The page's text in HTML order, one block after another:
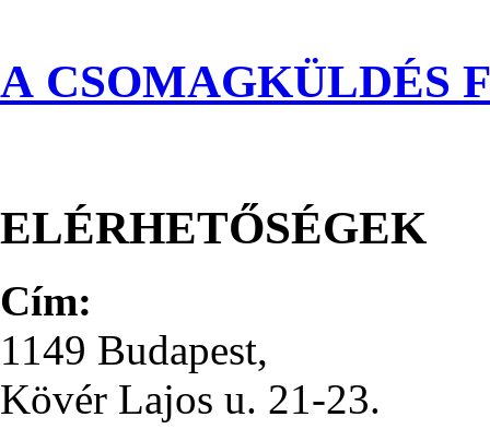
A CSOMAGKÜLDÉS
ELÉRHETŐSÉGEK
Cím:
1149 Budapest,
Kövér Lajos u. 21-23.